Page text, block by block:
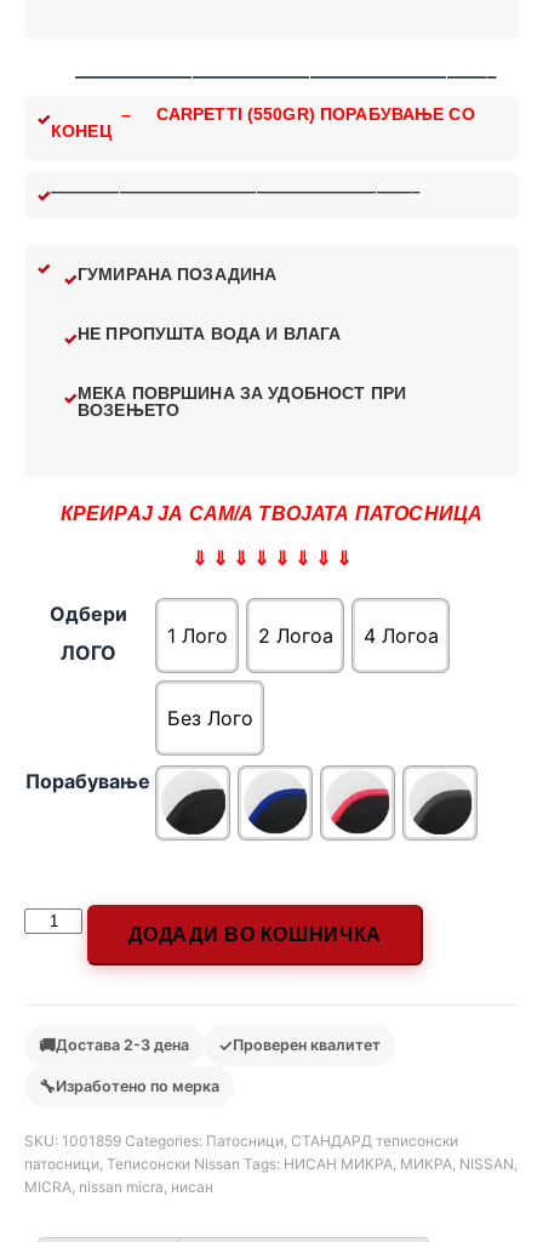
—————————————————————–
– CARPETTI (550GR) ПОРАБУВАЊЕ СО
КОНЕЦ
—————————————————————–
ГУМИРАНА ПОЗАДИНА
НЕ ПРОПУШТА ВОДА И ВЛАГА
МЕКА ПОВРШИНА ЗА УДОБНОСТ ПРИ
ВОЗЕЊЕТО
КРЕИРАЈ ЈА САМ/А ТВОЈАТА ПАТОСНИЦА
⇓ ⇓ ⇓ ⇓ ⇓ ⇓ ⇓ ⇓
Одбери
ЛОГО
1 Лого 2 Логоa 4 Логоa
Без Лого
Порабување
ДОДАДИ ВО КОШНИЧКА
🚚Достава 2-3 дена ✓Проверен квалитет
🔧Изработено по мерка
SKU: 1001859 Categories: Патосници СТАНДАРД теписонски
патосници Теписонски Nissan Tags: НИСАН МИКРА МИКРА NISSAN
MICRA nissan micra нисан